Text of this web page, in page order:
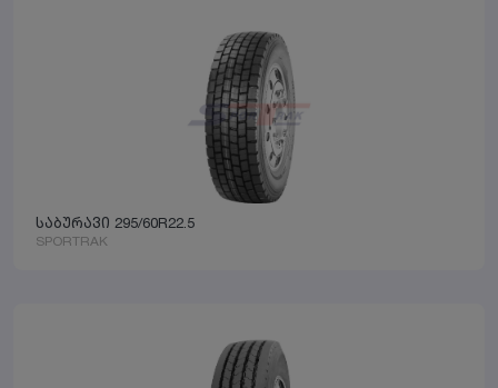
საბურავი 295/60R22.5
SPORTRAK